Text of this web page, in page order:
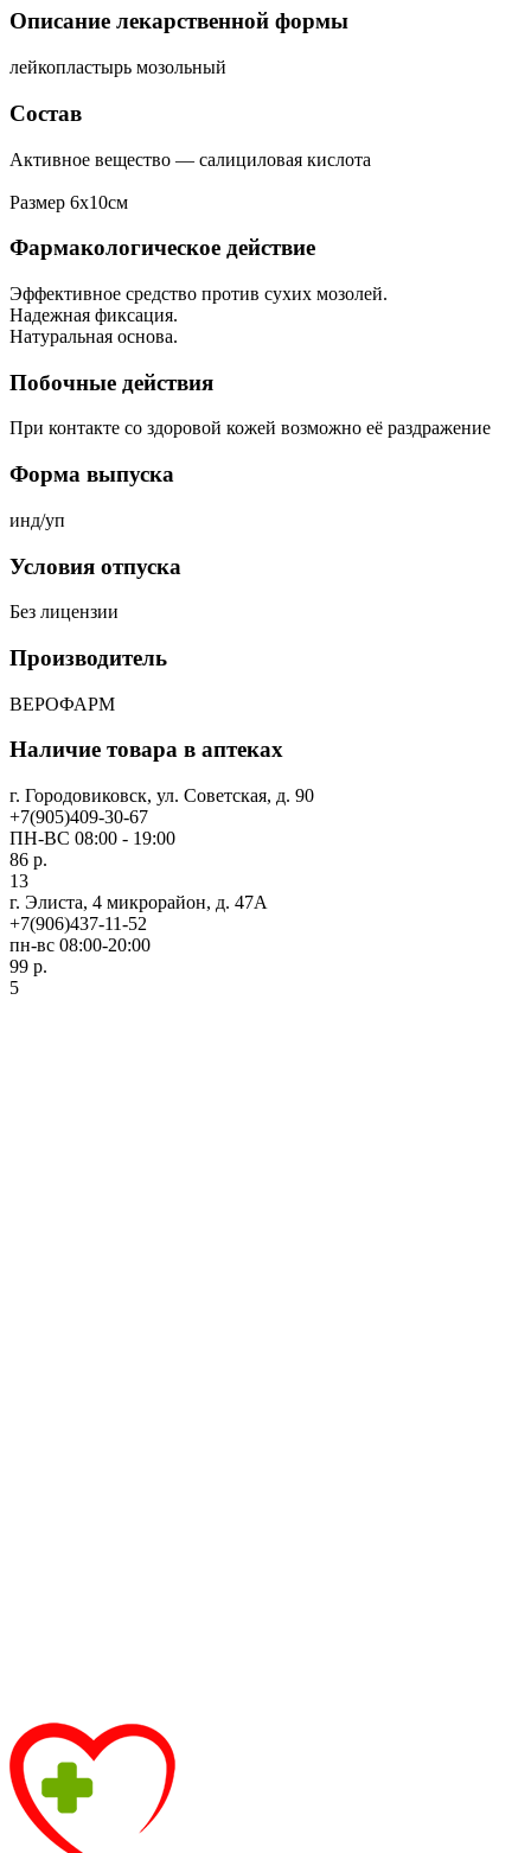
Описание лекарственной формы
лейкопластырь мозольный
Состав
Активное вещество — салициловая кислота
Размер 6х10см
Фармакологическое действие
Эффективное средство против сухих мозолей.
Надежная фиксация.
Натуральная основа.
Побочные действия
При контакте со здоровой кожей возможно её раздражение
Форма выпуска
инд/уп
Условия отпуска
Без лицензии
Производитель
ВЕРОФАРМ
Наличие товара в аптеках
г. Городовиковск, ул. Советская, д. 90
+7(905)409-30-67
ПН-ВС 08:00 - 19:00
86 р.
13
г. Элиста, 4 микрорайон, д. 47А
+7(906)437-11-52
пн-вс 08:00-20:00
99 р.
5